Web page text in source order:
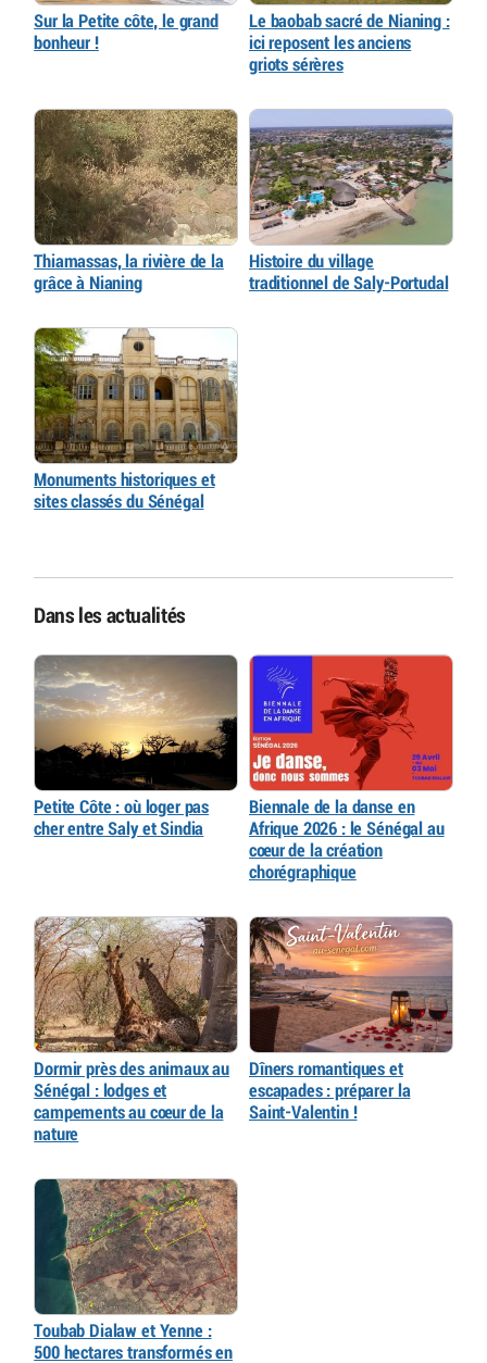
Sur la Petite côte, le grand
bonheur !
Le baobab sacré de Nianing :
ici reposent les anciens
griots sérères
Thiamassas, la rivière de la
grâce à Nianing
Histoire du village
traditionnel de Saly-Portudal
Monuments historiques et
sites classés du Sénégal
Dans les actualités
Petite Côte : où loger pas
cher entre Saly et Sindia
Biennale de la danse en
Afrique 2026 : le Sénégal au
cœur de la création
chorégraphique
Dormir près des animaux au
Sénégal : lodges et
campements au cœur de la
nature
Dîners romantiques et
escapades : préparer la
Saint-Valentin !
Toubab Dialaw et Yenne :
500 hectares transformés en